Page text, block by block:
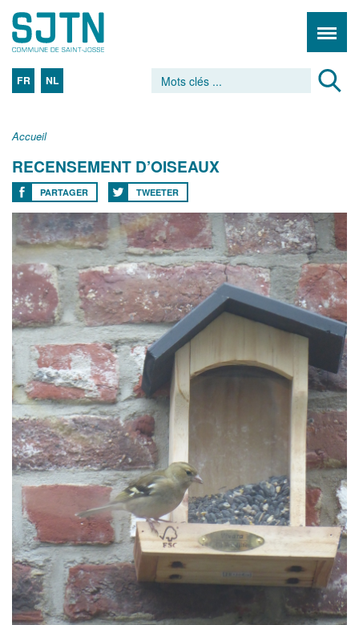
FR NL
Accueil
RECENSEMENT D’OISEAUX
PARTAGER TWEETER